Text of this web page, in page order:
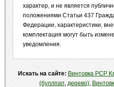
характер, и не является
положениями Статьи 437
Федерации, характеристики,
комплектация могут быть
уведомления.
Искать на сайте: Винтовка PCP
(буллпап, дерево),